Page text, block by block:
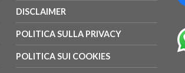
DISCLAIMER
POLITICA SULLA PRIVACY
POLITICA SUI COOKIES